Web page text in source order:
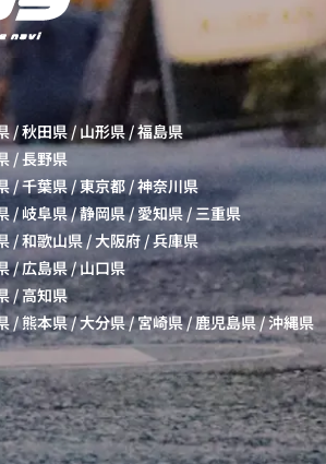
/秋田県 / 山形県/福島県
/長野県
/千葉県/東京都 /神奈川県
/岐阜県/静岡県/愛知県/三重県
/和歌山県/大阪府 /兵庫県
/広島県/山口県
/高知県
/熊本県/大分県/宮崎県/鹿児島県/沖縄県